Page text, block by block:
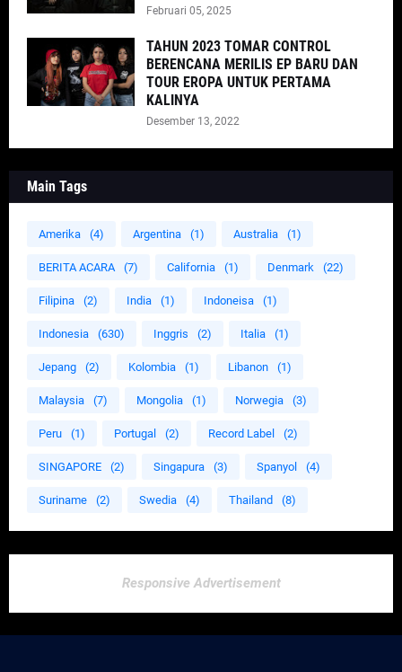
Februari 05, 2025
TAHUN 2023 TOMAR CONTROL
BERENCANA MERILIS EP BARU DAN
TOUR EROPA UNTUK PERTAMA
KALINYA
Desember 13, 2022
Main Tags
Amerika (4) Argentina (1) Australia (1)
BERITA ACARA (7) California (1) Denmark (22)
Filipina (2) India (1) Indoneisa (1)
Indonesia (630) Inggris (2) Italia (1)
Jepang (2) Kolombia (1) Libanon (1)
Malaysia (7) Mongolia (1) Norwegia (3)
Peru (1) Portugal (2) Record Label (2)
SINGAPORE (2) Singapura (3) Spanyol (4)
Suriname (2) Swedia (4) Thailand (8)
Responsive Advertisement